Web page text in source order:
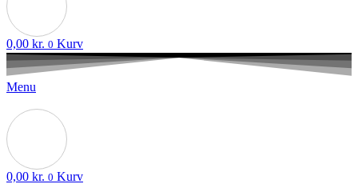
0,00 kr. 0 Kurv
Menu
0,00 kr. 0 Kurv